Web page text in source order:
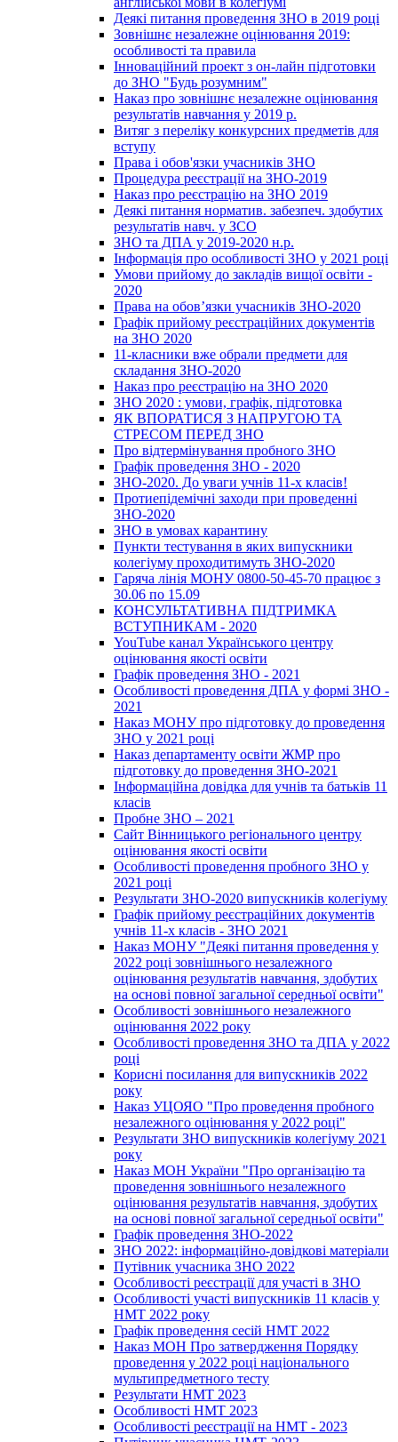
Деякі питання проведення ЗНО в 2019 році
Зовнішнє незалежне оцінювання 2019:
особливості та правила
Інноваційний проект з он-лайн підготовки
до ЗНО "Будь розумним"
Наказ про зовнішнє незалежне оцінювання
результатів навчання у 2019 р.
Витяг з переліку конкурсних предметів для
вступу
Права і обов'язки учасників ЗНО
Процедура реєстрації на ЗНО-2019
Наказ про реєстрацію на ЗНО 2019
Деякі питання норматив. забезпеч. здобутих
результатів навч. у ЗСО
ЗНО та ДПА у 2019-2020 н.р.
Інформація про особливості ЗНО у 2021 році
Умови прийому до закладів вищої освіти -
2020
Права на обов’язки учасників ЗНО-2020
Графік прийому реєстраційних документів
на ЗНО 2020
11-класники вже обрали предмети для
складання ЗНО-2020
Наказ про реєстрацію на ЗНО 2020
ЗНО 2020 : умови, графік, підготовка
ЯК ВПОРАТИСЯ З НАПРУГОЮ ТА
СТРЕСОМ ПЕРЕД ЗНО
Про відтермінування пробного ЗНО
Графік проведення ЗНО - 2020
ЗНО-2020. До уваги учнів 11-х класів!
Протиепідемічні заходи при проведенні
ЗНО-2020
ЗНО в умовах карантину
Пункти тестування в яких випускники
колегіуму проходитимуть ЗНО-2020
Гаряча лінія МОНУ 0800-50-45-70 працює з
30.06 по 15.09
КОНСУЛЬТАТИВНА ПІДТРИМКА
ВСТУПНИКАМ - 2020
YouTube канал Українського центру
оцінювання якості освіти
Графік проведення ЗНО - 2021
Особливості проведення ДПА у формі ЗНО -
2021
Наказ МОНУ про підготовку до проведення
ЗНО у 2021 році
Наказ департаменту освіти ЖМР про
підготовку до проведення ЗНО-2021
Інформаційна довідка для учнів та батьків 11
класів
Пробне ЗНО – 2021
Сайт Вінницького регіонального центру
оцінювання якості освіти
Особливості проведення пробного ЗНО у
2021 році
Результати ЗНО-2020 випускників колегіуму
Графік прийому реєстраційних документів
учнів 11-х класів - ЗНО 2021
Наказ МОНУ "Деякі питання проведення у
2022 році зовнішнього незалежного
оцінювання результатів навчання, здобутих
на основі повної загальної середньої освіти"
Особливості зовнішнього незалежного
оцінювання 2022 року
Особливості проведення ЗНО та ДПА у 2022
році
Корисні посилання для випускників 2022
року
Наказ УЦОЯО "Про проведення пробного
незалежного оцінювання у 2022 році"
Результати ЗНО випускників колегіуму 2021
року
Наказ МОН України "Про організацію та
проведення зовнішнього незалежного
оцінювання результатів навчання, здобутих
на основі повної загальної середньої освіти"
Графік проведення ЗНО-2022
ЗНО 2022: інформаційно-довідкові матеріали
Путівник учасника ЗНО 2022
Особливості реєстрації для участі в ЗНО
Особливості участі випускників 11 класів у
НМТ 2022 року
Графік проведення сесій НМТ 2022
Наказ МОН Про затвердження Порядку
проведення у 2022 році національного
мультипредметного тесту
Результати НМТ 2023
Особливості НМТ 2023
Особливості реєстрації на НМТ - 2023